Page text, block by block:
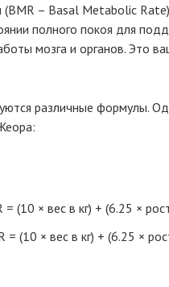
– Basal Metabolic
полного покоя для
мозга и органов. Это
различные формулы.
= (10 × вес в кг) + (6.25 ×
= (10 × вес в кг) + (6.25 ×